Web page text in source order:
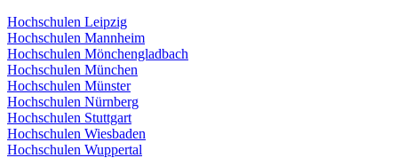
Hochschulen Leipzig
Hochschulen Mannheim
Hochschulen Mönchengladbach
Hochschulen München
Hochschulen Münster
Hochschulen Nürnberg
Hochschulen Stuttgart
Hochschulen Wiesbaden
Hochschulen Wuppertal